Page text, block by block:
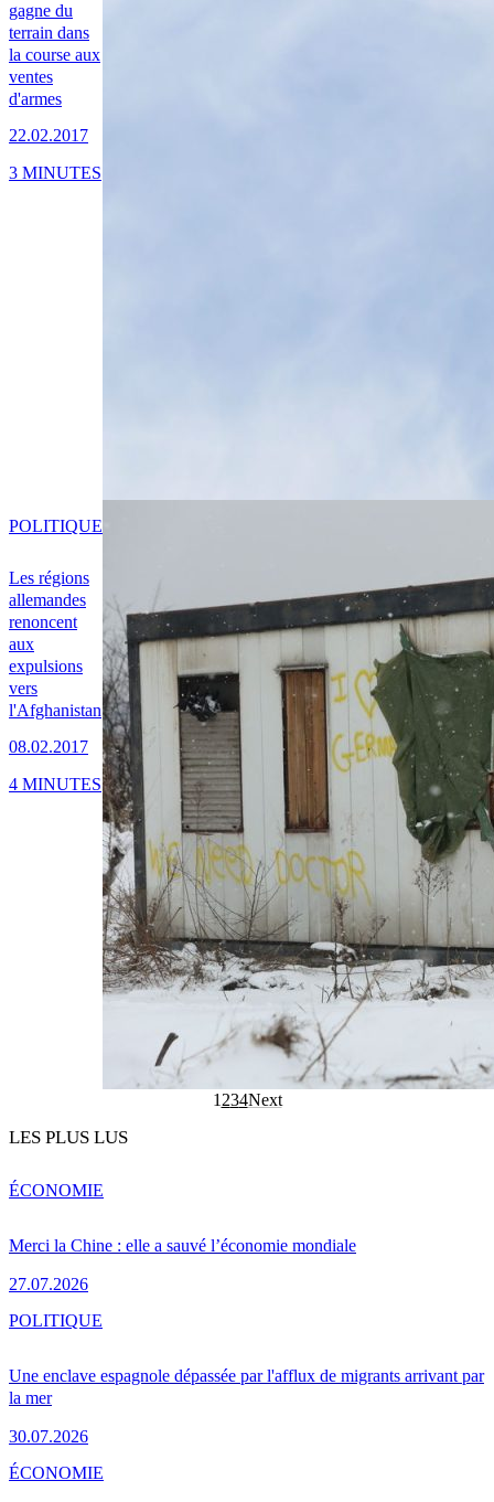
gagne du
terrain dans
la course aux
ventes
d'armes
22.02.2017
3 MINUTES
Les régions
allemandes
renoncent
aux
expulsions
vers
l'Afghanistan
08.02.2017
POLITIQUE
4 MINUTES
1 234Next
LES PLUS LUS
Merci la Chine : elle a sauvé l’économie mondiale
27.07.2026
ÉCONOMIE
Une enclave espagnole dépassée par l'afflux de migrants arrivant par
la mer
30.07.2026
POLITIQUE
ÉCONOMIE